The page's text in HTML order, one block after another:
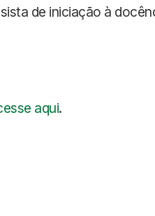
de iniciação à
aqui.